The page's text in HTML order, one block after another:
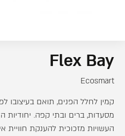
Flex Bay
Ecosmart
קמין לחלל הפנים, תואם בעיצובו
מסעדות, ברים ובתי קפה. יחודיות
העשויות מזכוכית להענקת חוויית